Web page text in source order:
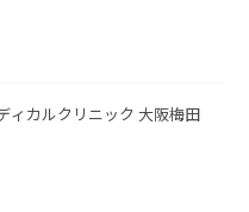
ィカルクリニック 大阪梅田